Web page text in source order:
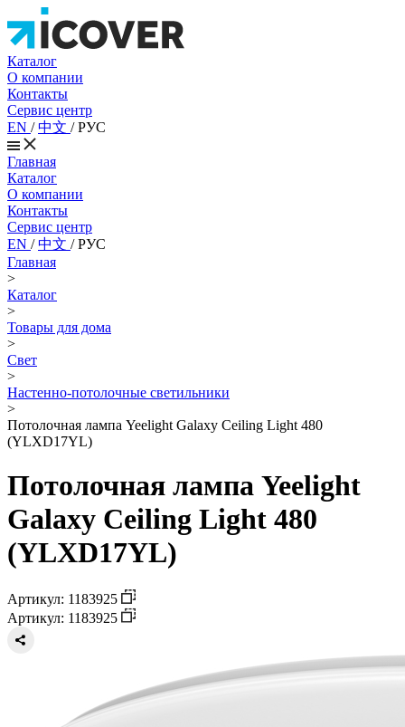
Каталог
О компании
Контакты
Сервис центр
EN /中文 /РУС
Главная
Каталог
О компании
Контакты
Сервис центр
EN /中文 /РУС
Главная
>
Каталог
>
Товары для дома
>
Свет
>
Настенно-потолочные светильники
>
Потолочная лампа Yeelight Galaxy Ceiling Light 480
(YLXD17YL)
Потолочная лампа Yeelight
Galaxy Ceiling Light 480
(YLXD17YL)
Артикул: 1183925
Артикул: 1183925